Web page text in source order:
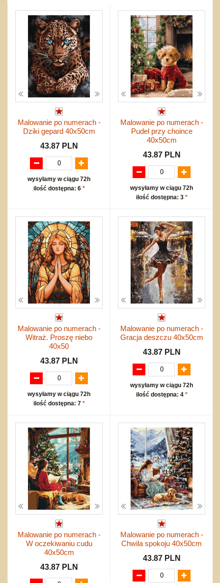
Okolicznościowe i świąteczne
Dźwiekowe
Bajkowe
Inne
Karuzelki
Maty do zabawy
Do rozkręcania
Bąki
Pojazdy
Inne
Mebelki
Inne
do siatkówki
do koszykówki
Nowości
Wyprzedaż
Promocje
Start
Zakupy hurtowe
Koszty przesyłki
Regulamin
Kontakt
Mapa produktów
Malowanie po numerach -
Dziki gepard 40x50cm
43.87 PLN
wysyłamy w ciągu 72h
ilość dostępna: 6 *
Malowanie po numerach -
Pudel przy choince
40x50cm
43.87 PLN
wysyłamy w ciągu 72h
ilość dostępna: 3 *
Malowanie po numerach -
Witraż. Proszę niebo
40x50
43.87 PLN
wysyłamy w ciągu 72h
ilość dostępna: 7 *
Malowanie po numerach -
Gracja deszczu 40x50cm
43.87 PLN
wysyłamy w ciągu 72h
ilość dostępna: 4 *
Malowanie po numerach -
W oczekiwaniu cudu
40x50cm
43.87 PLN
Malowanie po numerach -
Chwila spokoju 40x50cm
43.87 PLN